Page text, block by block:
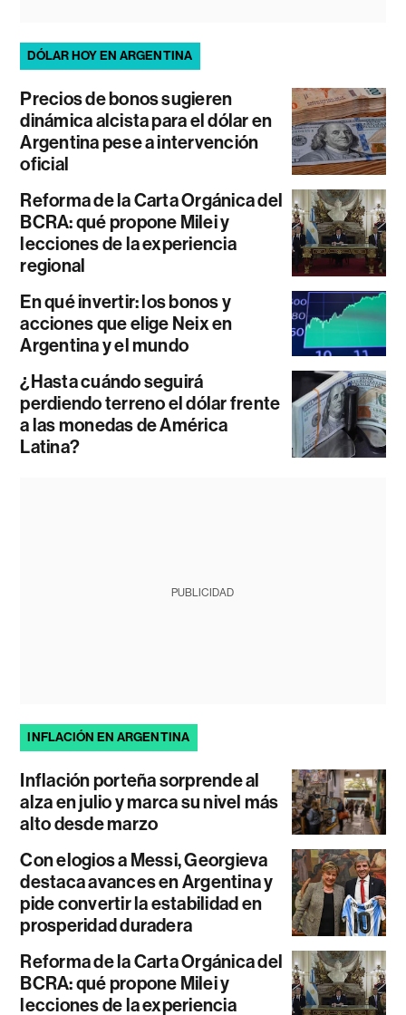
DÓLAR HOY EN ARGENTINA
Precios de bonos sugieren
dinámica alcista para el dólar en
Argentina pese a intervención
oficial
Reforma de la Carta Orgánica del
BCRA: qué propone Milei y
lecciones de la experiencia
regional
En qué invertir: los bonos y
acciones que elige Neix en
Argentina y el mundo
¿Hasta cuándo seguirá
perdiendo terreno el dólar frente
a las monedas de América
Latina?
PUBLICIDAD
INFLACIÓN EN ARGENTINA
Inflación porteña sorprende al
alza en julio y marca su nivel más
alto desde marzo
Con elogios a Messi, Georgieva
destaca avances en Argentina y
pide convertir la estabilidad en
prosperidad duradera
Reforma de la Carta Orgánica del
BCRA: qué propone Milei y
lecciones de la experiencia